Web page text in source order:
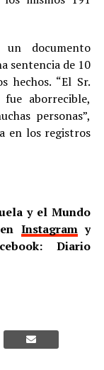
documento
sentencia de 10
hechos. “El Sr.
aborrecible,
personas”,
en los registros
y el Mundo
Instagramy
Diario